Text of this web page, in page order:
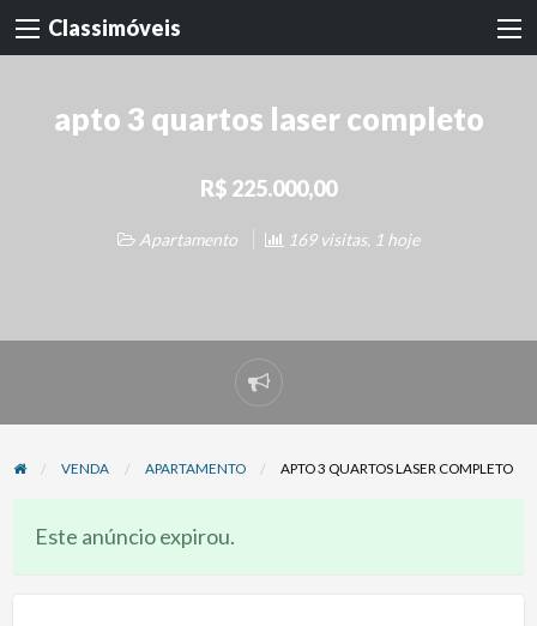
Classimóveis
apto 3 quartos laser completo
R$ 225.000,00
Apartamento 169 visitas, 1 hoje
Denunciar
problema
VENDA APARTAMENTO APTO 3 QUARTOS LASER COMPLETO
Este anúncio expirou.